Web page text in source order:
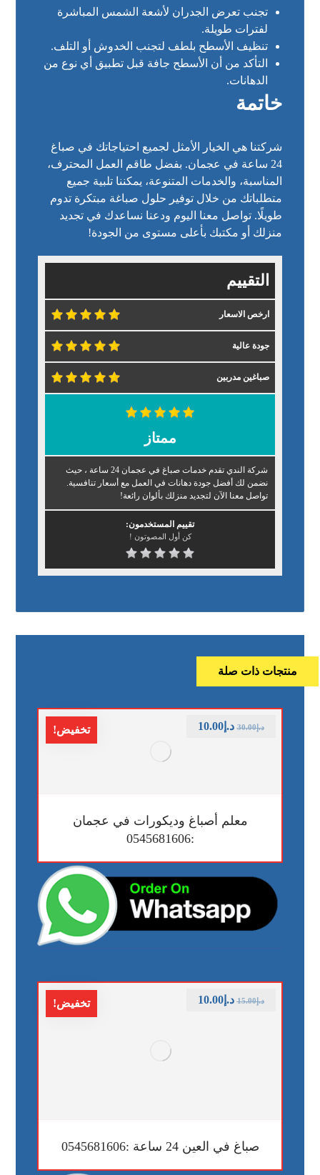
تجنب تعرض الجدران لأشعة الشمس المباشرة
لفترات طويلة.
تنظيف الأسطح بلطف لتجنب الخدوش أو التلف.
التأكد من أن الأسطح جافة قبل تطبيق أي نوع من
الدهانات.
خاتمة
شركتنا هي الخيار الأمثل لجميع احتياجاتك في صباغ
24 ساعة في عجمان
. بفضل طاقم العمل المحترف،
المناسبة، والخدمات المتنوعة، يمكننا تلبية جميع
متطلباتك من خلال توفير حلول صباغة مبتكرة تدوم
طويلًا. تواصل معنا اليوم ودعنا نساعدك في تجديد
منزلك أو مكتبك بأعلى مستوى من الجودة!
التقييم
ارخص الاسعار
جودة عالية
صباغين مدربين
ممتاز
شركة الندي تقدم خدمات صباغ في عجمان 24 ساعة ، حيث
نضمن لك أفضل جودة دهانات في العمل مع أسعار تنافسية.
تواصل معنا الآن لتجديد منزلك بألوان رائعة!
تقييم المستخدمون:
كن أول المصوتون !
منتجات ذات صلة
تخفيض!
معلم أصباغ وديكورات في عجمان
:0545681606
د.إ30.00 د.إ10.00
تخفيض!
صباغ في العين 24 ساعة :0545681606
د.إ15.00 د.إ10.00